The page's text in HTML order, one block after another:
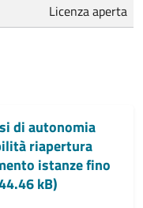
Licenza aperta
di autonomia
riapertura
istanze fino
kB)